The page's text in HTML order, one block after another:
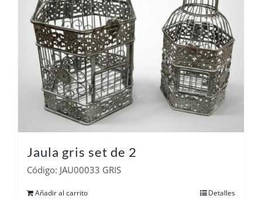
Jaula gris set de 2
Código: JAU00033 GRIS
Añadir al carrito Detalles